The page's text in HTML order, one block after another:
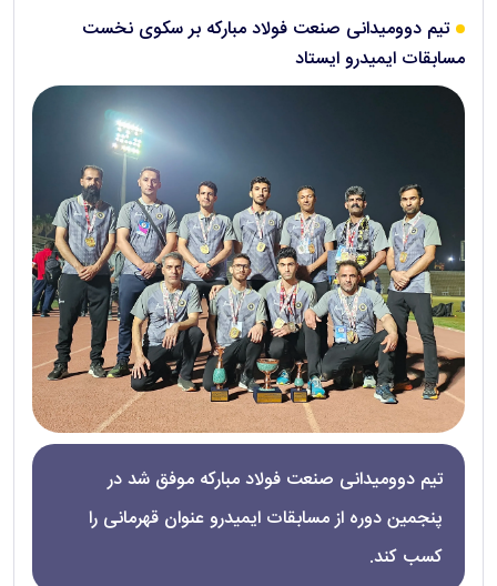
تیم دوومیدانی صنعت فولاد مبارکه بر سکوی نخست
مسابقات ایمیدرو ایستاد
تیم دوومیدانی صنعت فولاد مبارکه موفق شد در
پنجمین دوره از مسابقات ایمیدرو عنوان قهرمانی را
کسب کند.